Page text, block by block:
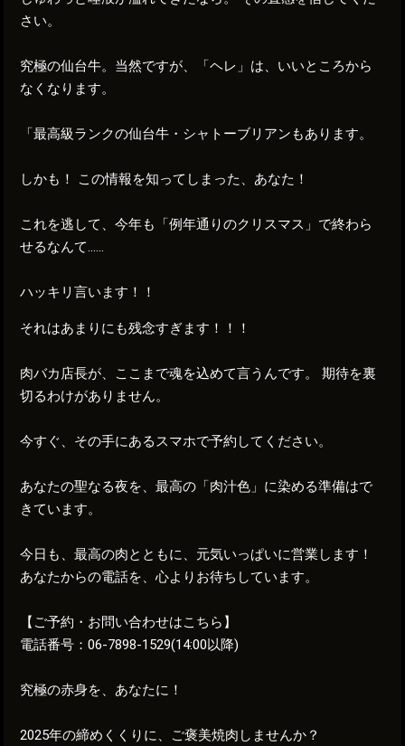
さい。
究極の仙台牛。当然ですが、「ヘレ」は、いいところから
なくなります。
「最高級ランクの仙台牛・シャトーブリアンもあります。
しかも！ この情報を知ってしまった、あなた！
これを逃して、今年も「例年通りのクリスマス」で終わら
せるなんて……
ハッキリ言います！！
それはあまりにも残念すぎます！！！
肉バカ店長が、ここまで魂を込めて言うんです。 期待を裏
切るわけがありません。
今すぐ、その手にあるスマホで予約してください。
あなたの聖なる夜を、最高の「肉汁色」に染める準備はで
きています。
今日も、最高の肉とともに、元気いっぱいに営業します！
あなたからの電話を、心よりお待ちしています。
【ご予約・お問い合わせはこちら】
電話番号：06-7898-1529(14:00以降)
究極の赤身を、あなたに！
2025年の締めくくりに、ご褒美焼肉しませんか？